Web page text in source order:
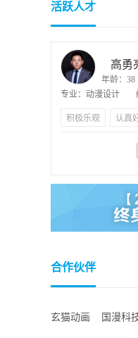
活跃人才
高勇
年龄：38
专业：动漫设计
积极乐观 认真
合作伙伴
玄猫动画 国漫科